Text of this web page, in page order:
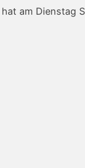
am Dienstag